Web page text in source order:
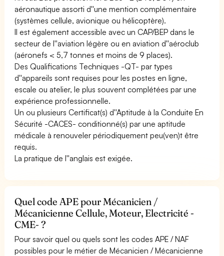
aéronautique assorti d''une mention complémentaire
(systèmes cellule, avionique ou hélicoptère).
Il est également accessible avec un CAP/BEP dans le
secteur de l''aviation légère ou en aviation d''aéroclub
(aéronefs < 5,7 tonnes et moins de 9 places).
Des Qualifications Techniques -QT- par types
d''appareils sont requises pour les postes en ligne,
escale ou atelier, le plus souvent complétées par une
expérience professionnelle.
Un ou plusieurs Certificat(s) d''Aptitude à la Conduite En
Sécurité -CACES- conditionné(s) par une aptitude
médicale à renouveler périodiquement peu(ven)t être
requis.
La pratique de l''anglais est exigée.
Quel code APE pour Mécanicien /
Mécanicienne Cellule, Moteur, Electricité -
CME- ?
Pour savoir quel ou quels sont les codes APE / NAF
possibles pour le métier de Mécanicien / Mécanicienne